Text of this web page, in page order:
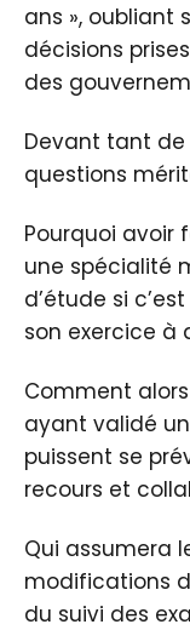
ans », oubliant
décisions
des
Devant tant
questions
Pourquoi avoir
une spécialité
d’étude si
son exercice à
Comment
ayant validé
puissent se
recours et
Qui assumera
modifications
du suivi des